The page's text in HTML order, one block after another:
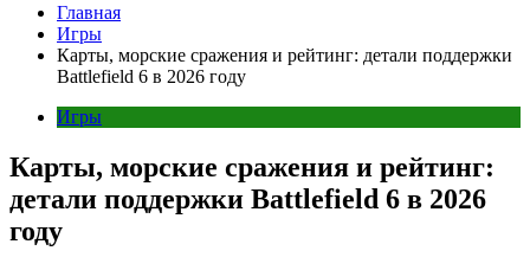
Главная
Игры
Карты, морские сражения и рейтинг: детали поддержки
Battlefield 6 в 2026 году
Игры
Карты, морские сражения и рейтинг:
детали поддержки Battlefield 6 в 2026
году